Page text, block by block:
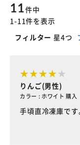
11件中
1-11件を表示
フィルター 星4つ
りんご(男性)
カラー : ホワイト 購入
手頃直冷凍庫です